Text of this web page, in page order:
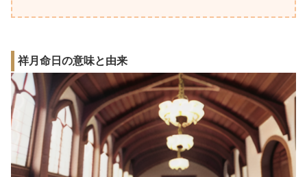
祥月命日の意味と由来